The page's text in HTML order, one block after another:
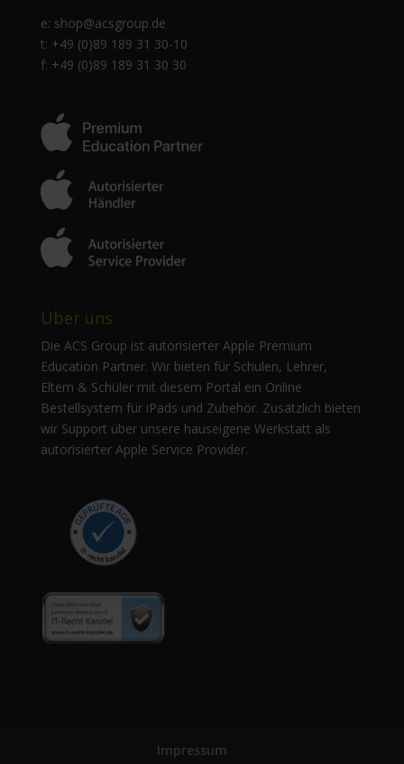
e: shop@acsgroup.de
t: +49 (0)89 189 31 30-10
f: +49 (0)89 189 31 30 30
Über uns
Die ACS Group ist autorisierter Apple Premium
Education Partner. Wir bieten für Schulen, Lehrer,
Eltern & Schüler mit diesem Portal ein Online
Bestellsystem für iPads und Zubehör. Zusätzlich bieten
wir Support über unsere hauseigene Werkstatt als
autorisierter Apple Service Provider.
Impressum